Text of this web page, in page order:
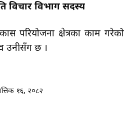
विचार विभाग सदस्य
परियोजना क्षेत्रका काम गरेको
उनीसँग छ ।
१६, २०८२